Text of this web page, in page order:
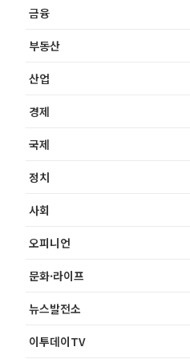
금융
부동산
산업
경제
국제
정치
사회
오피니언
문화·라이프
뉴스발전소
이투데이TV